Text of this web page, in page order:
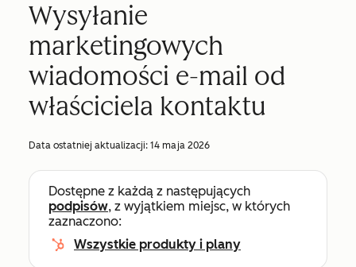
Wysyłanie
marketingowych
wiadomości e-mail od
właściciela kontaktu
Data ostatniej aktualizacji: 14 maja 2026
Dostępne z każdą z następujących
podpisów, z wyjątkiem miejsc, w których
zaznaczono:
Wszystkie produkty i plany